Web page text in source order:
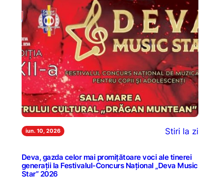
iun. 10, 2026 Stiri la zi
Deva, gazda celor mai promițătoare voci ale tinerei
generații la Festivalul-Concurs Național „Deva Music
Star” 2026